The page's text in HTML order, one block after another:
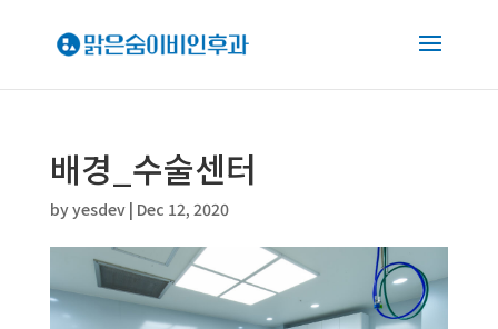
배경_수술센터
byyesdev| Dec 12, 2020